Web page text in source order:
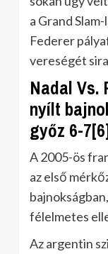
a Grand
Federer
vereségét
Nadal Vs.
nyílt
győz 6-
A 2005-ös
az első
félelmetes
Az argentin